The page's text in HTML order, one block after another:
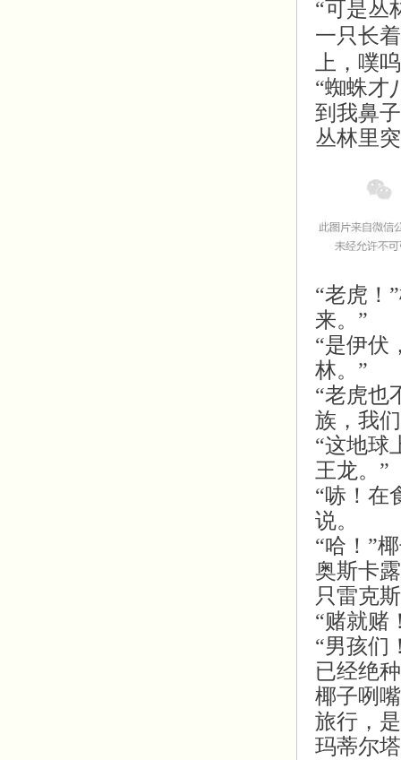
“可是丛
一只长
上，噗呜
“蜘蛛才
到我鼻
丛林里
“老虎！
来。”
“是伊伏
林。”
“老虎也
族，我
“这地球
王龙。”
“哧！在
说。
“哈！”
奥斯卡
只雷克
“赌就赌
“男孩们
已经绝
椰子咧
旅行，
玛蒂尔